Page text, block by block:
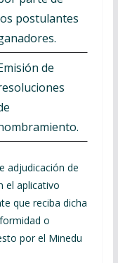
postulantes
de
adjudicación de
el aplicativo
que reciba dicha
o
por el Minedu